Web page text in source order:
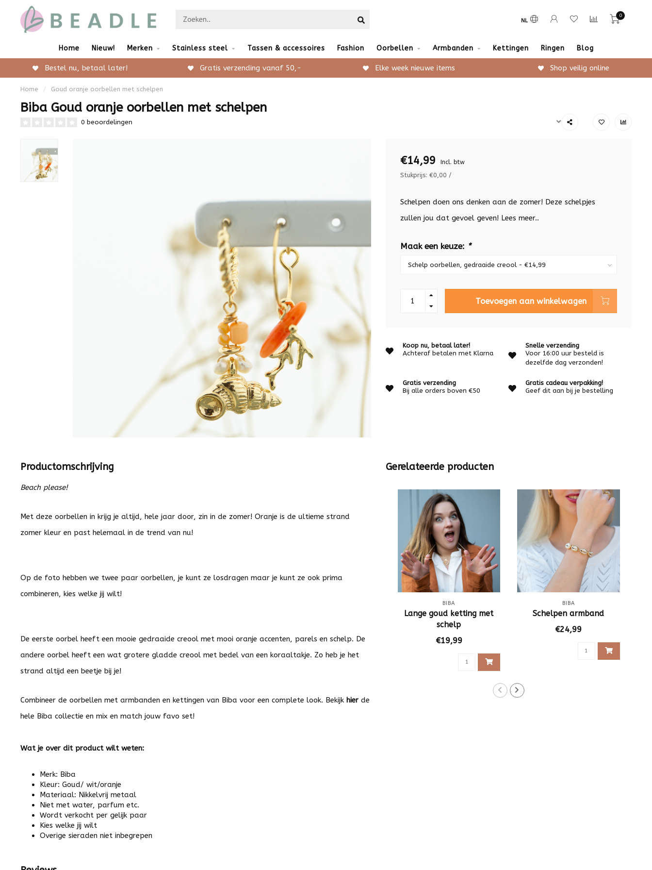
NL
0
Home Nieuw! Merken Stainless steel Tassen & accessoires Fashion Oorbellen Armbanden Kettingen Ringen Blog
Bestel nu, betaal later! Gratis verzending vanaf 50,- Elke week nieuwe items Shop veilig online
Home / Goud oranje oorbellen met schelpen
Biba Goud oranje oorbellen met schelpen
0 beoordelingen
€14,99 Incl. btw
Stukprijs: €0,00 /
Schelpen doen ons denken aan de zomer! Deze schelpjes
zullen jou dat gevoel geven! Lees meer..
Maak een keuze: *
Toevoegen aan winkelwagen
Koop nu, betaal later!
Achteraf betalen met Klarna
Snelle verzending
Voor 16:00 uur besteld is
dezelfde dag verzonden!
Gratis verzending
Bij alle orders boven €50
Gratis cadeau verpakking!
Geef dit aan bij je bestelling
Productomschrijving
Beach please!
Met deze oorbellen in krijg je altijd, hele jaar door, zin in de zomer! Oranje is de ultieme strand
zomer kleur en past helemaal in de trend van nu!
Op de foto hebben we twee paar oorbellen, je kunt ze losdragen maar je kunt ze ook prima
combineren, kies welke jij wilt!
De eerste oorbel heeft een mooie gedraaide creool met mooi oranje accenten, parels en schelp. De
andere oorbel heeft een wat grotere gladde creool met bedel van een koraaltakje. Zo heb je het
strand altijd een beetje bij je!
Combineer de oorbellen met armbanden en kettingen van Biba voor een complete look. Bekijk hier de
hele Biba collectie en mix en match jouw favo set!
Wat je over dit product wilt weten:
Merk: Biba
Kleur: Goud/ wit/oranje
Materiaal: Nikkelvrij metaal
Niet met water, parfum etc.
Wordt verkocht per gelijk paar
Kies welke jij wilt
Overige sieraden niet inbegrepen
Gerelateerde producten
BIBA
Lange goud ketting met
schelp
€19,99
BIBA
Schelpen armband
€24,99